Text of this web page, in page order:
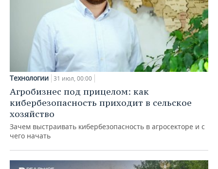
Технологии 31 июл, 00:00
Агробизнес под прицелом: как
кибербезопасность приходит в сельское
хозяйство
Зачем выстраивать кибербезопасность в агросекторе и с
чего начать